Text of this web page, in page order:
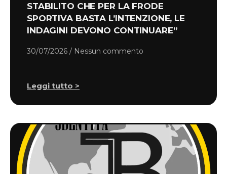
STABILITO CHE PER LA FRODE
SPORTIVA BASTA L’INTENZIONE, LE
INDAGINI DEVONO CONTINUARE”
30/07/2026 Nessun commento
Leggi tutto >